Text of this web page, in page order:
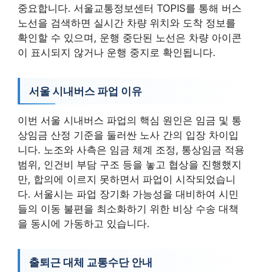
중요합니다. 서울교통정보센터 TOPIS를 통해 버스
노선을 검색하면 실시간 차량 위치와 도착 정보를
확인할 수 있으며, 운행 중단된 노선은 차량 아이콘
이 표시되지 않거나 운행 중지로 확인됩니다.
서울 시내버스 파업 이유
이번 서울 시내버스 파업의 핵심 원인은 임금 및 통
상임금 산정 기준을 둘러싼 노사 간의 입장 차이입
니다. 노조와 사측은 임금 체계 조정, 통상임금 적용
범위, 인건비 부담 구조 등을 놓고 협상을 진행했지
만, 합의에 이르지 못하면서 파업이 시작되었습니
다. 서울시는 파업 장기화 가능성을 대비하여 시민
들의 이동 불편을 최소화하기 위한 비상 수송 대책
을 동시에 가동하고 있습니다.
출퇴근 대체 교통수단 안내